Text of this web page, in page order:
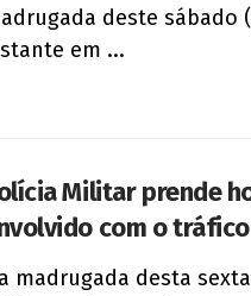
deste sábado
em ...
Militar prende
com o
madrugada desta